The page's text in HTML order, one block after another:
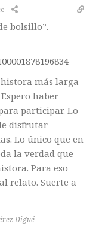
bolsillo”.
más larga
haber
participar. Lo
disfrutar
Lo único que en
la verdad que
Para eso
relato. Suerte a
Digué